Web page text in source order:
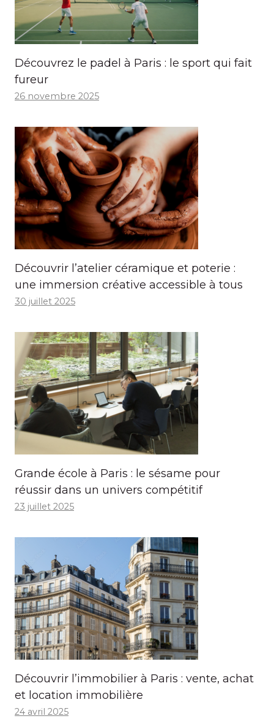
Découvrez le padel à Paris : le sport qui fait
fureur
26 novembre 2025
Découvrir l’atelier céramique et poterie :
une immersion créative accessible à tous
30 juillet 2025
Grande école à Paris : le sésame pour
réussir dans un univers compétitif
23 juillet 2025
Découvrir l’immobilier à Paris : vente, achat
et location immobilière
24 avril 2025